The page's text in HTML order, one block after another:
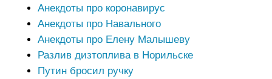
Анекдоты про коронавирус
Анекдоты про Навального
Анекдоты про Елену Малышеву
Разлив дизтоплива в Норильске
Путин бросил ручку